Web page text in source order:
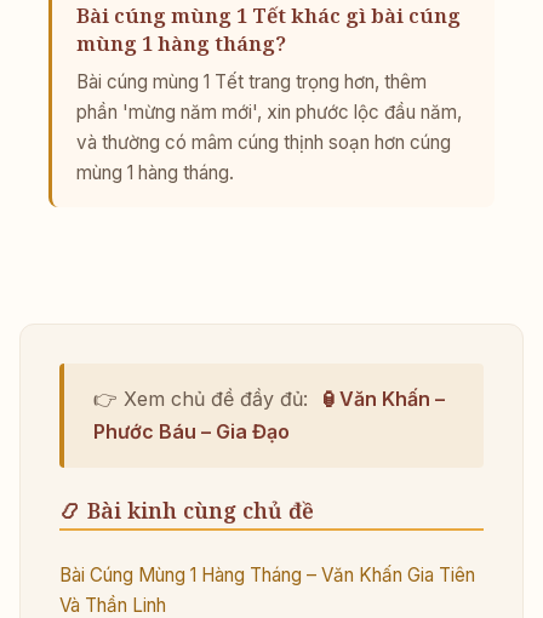
Bài cúng mùng 1 Tết khác gì bài cúng
mùng 1 hàng tháng?
Bài cúng mùng 1 Tết trang trọng hơn, thêm
phần 'mừng năm mới', xin phước lộc đầu năm,
và thường có mâm cúng thịnh soạn hơn cúng
mùng 1 hàng tháng.
👉 Xem chủ đề đầy đủ:
🏮Văn Khấn –
Phước Báu – Gia Đạo
📿 Bài kinh cùng chủ đề
Bài Cúng Mùng 1 Hàng Tháng – Văn Khấn Gia Tiên
Và Thần Linh